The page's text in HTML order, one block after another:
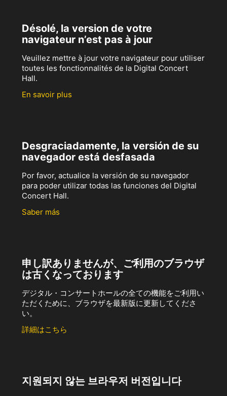
Désolé, la version de votre
navigateur n’est pas à jour
Veuillez mettre à jour votre navigateur pour utiliser
toutes les fonctionnalités de la Digital Concert
Hall.
En savoir plus
Desgraciadamente, la versión de su
navegador está desfasada
Por favor, actualice la versión de su navegador
para poder utilizar todas las funciones del Digital
Concert Hall.
Saber más
申し訳ありませんが、ご利用のブラウザ
は古くなっております
デジタル・コンサートホールの全ての機能をご利用い
ただくために、ブラウザを最新版に更新してくださ
い。
詳細はこちら
지원되지 않는 브라우저 버전입니다